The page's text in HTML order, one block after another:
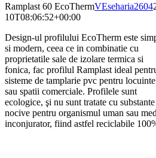
Ramplast 60 EcoThermVEseharia2604
10T08:06:52+00:00
Design-ul profilului EcoTherm este
si modern, ceea ce in combinatie cu
proprietatile sale de izolare termica si
fonica, fac profilul Ramplast ideal
sisteme de tamplarie pvc pentru locuinte
sau spatii comerciale. Profilele sunt
ecologice, şi nu sunt tratate cu substante
nocive pentru organismul uman sau
inconjurator, fiind astfel reciclabile